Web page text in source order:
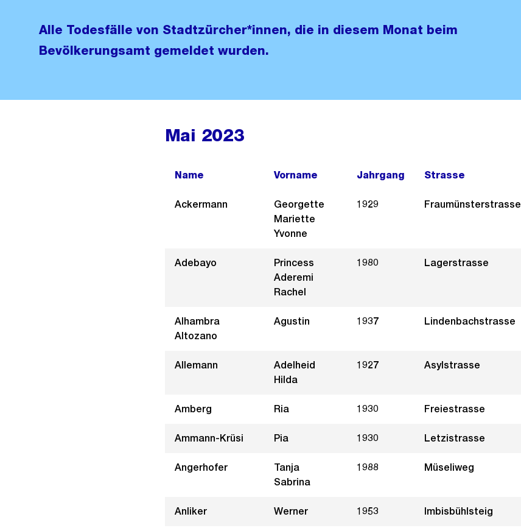
Alle Todesfälle von Stadtzürcher*innen, die in diesem Monat beim
Bevölkerungsamt gemeldet wurden.
Mai 2023
Name Vorname Jahrgang Strasse
Ackermann
Georgette
Mariette
Yvonne
1929 Fraumünsterstrasse
Adebayo
Princess
Aderemi
Rachel
1980 Lagerstrasse
Alhambra
Altozano
Agustin 1937 Lindenbachstrasse
Allemann
Adelheid
Hilda
1927 Asylstrasse
Amberg Ria 1930 Freiestrasse
Ammann-Krüsi Pia 1930 Letzistrasse
Angerhofer
Tanja
Sabrina
1988 Müseliweg
Anliker Werner 1953 Imbisbühlsteig